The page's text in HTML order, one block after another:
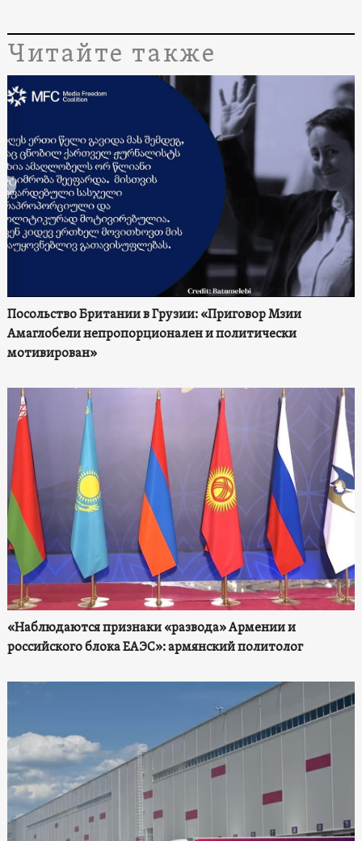
Читайте также
Посольство Британии в Грузии: «Приговор Мзии
Амаглобели непропорционален и политически
мотивирован»
«Наблюдаются признаки «развода» Армении и
российского блока ЕАЭС»: армянский политолог